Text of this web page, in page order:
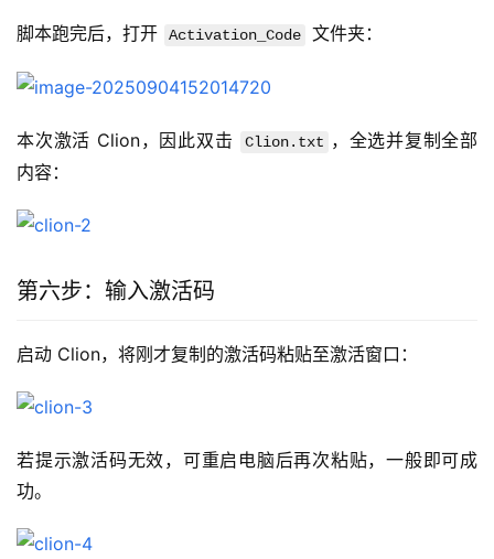
脚本跑完后，打开 Activation_Code 文件夹：
本次激活 Clion，因此双击 Clion.txt ，全选并复制全部
内容：
第六步：输入激活码
启动 Clion，将刚才复制的激活码粘贴至激活窗口：
若提示激活码无效，可重启电脑后再次粘贴，一般即可成
功。